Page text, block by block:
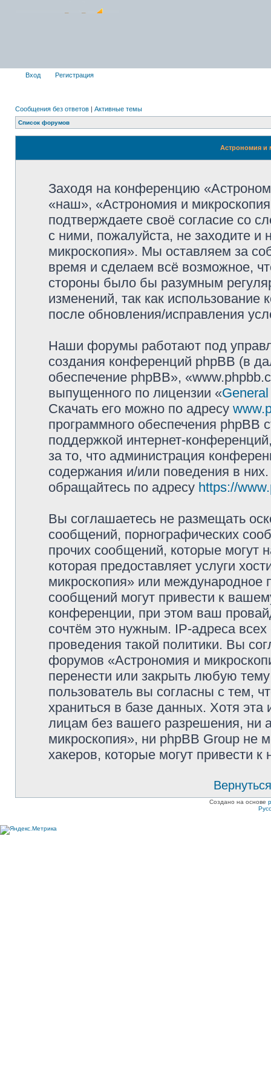
Вход Регистрация
Сообщения без ответов | Активные темы
Список форумов
Астрономия и
Заходя на конференцию
«наш», «Астрономия и
подтверждаете своё согласие со
с ними, пожалуйста, не заходите
микроскопия». Мы оставляем за
время и сделаем всё возможное,
стороны было бы разумным
изменений, так как
после обновления/исправления
Наши форумы работают под
создания конференций phpBB (в
обеспечение phpBB»,
выпущенного по лицензии «
Скачать его можно по адресу
программного обеспечения phpBB
поддержкой интернет-
за то, что администрация
содержания и/или поведения в
обращайтесь по адресу https://
Вы соглашаетесь не размещать
сообщений, порнографических
прочих сообщений, которые могут
которая предоставляет услуги
микроскопия» или международное
сообщений могут привести к
конференции, при этом ваш
сочтём это нужным. IP-адреса
проведения такой политики. Вы
форумов «Астрономия и
перенести или закрыть любую
пользователь вы согласны с тем,
храниться в базе данных. Хотя
лицам без вашего разрешения, ни
микроскопия», ни phpBB Group не
хакеров, которые могут привести
Создано на основе